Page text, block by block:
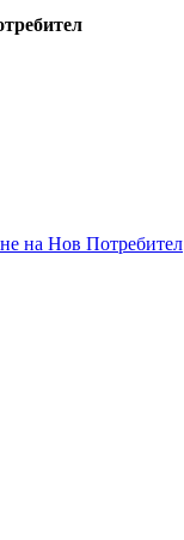
на Нов Потребител